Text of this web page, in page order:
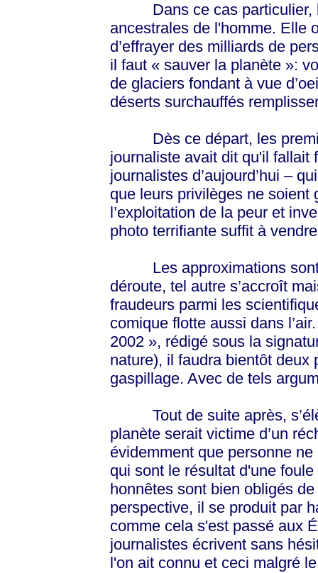
Dans ce cas particulier, le
ancestrales de l'homme. Elle
d’effrayer des milliards de
il faut « sauver la planète »:
de glaciers fondant à vue
déserts surchauffés
Dès ce départ, les
journaliste avait dit qu'il fallait
journalistes d’aujourd’hui –
que leurs privilèges ne soient
l’exploitation de la peur et
photo terrifiante suffit à
Les approximations sont
déroute, tel autre s’accroît
fraudeurs parmi les
comique flotte aussi dans
2002 », rédigé sous la
nature), il faudra bientôt deux
gaspillage. Avec de tels
Tout de suite après,
planète serait victime d’un
évidemment que personne
qui sont le résultat d'une
honnêtes sont bien obligés
perspective, il se produit par
comme cela s'est passé aux
journalistes écrivent sans
l'on ait connu et ceci malgré